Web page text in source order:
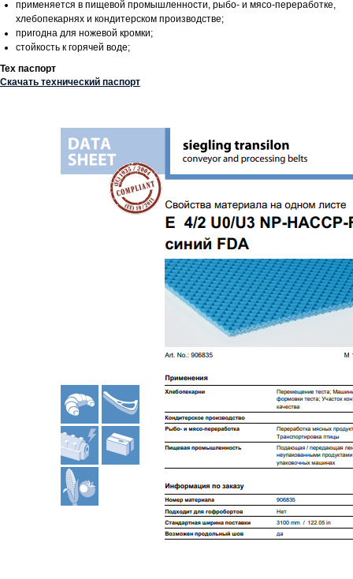
применяется в пищевой промышленности, рыбо- и мясо-переработке,
хлебопекарнях и кондитерском производстве;
пригодна для ножевой кромки;
стойкость к горячей воде;
Тех паспорт
Скачать технический паспорт